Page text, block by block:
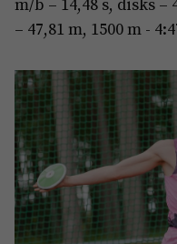
m/b – 14,48 s, disks –
– 47,81 m, 1500 m -